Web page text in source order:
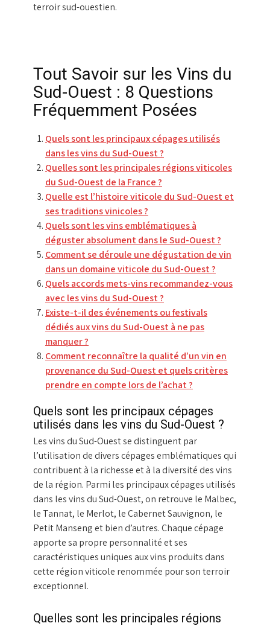
terroir sud-ouestien.
Tout Savoir sur les Vins du
Sud-Ouest : 8 Questions
Fréquemment Posées
Quels sont les principaux cépages utilisés
dans les vins du Sud-Ouest ?
Quelles sont les principales régions viticoles
du Sud-Ouest de la France ?
Quelle est l’histoire viticole du Sud-Ouest et
ses traditions vinicoles ?
Quels sont les vins emblématiques à
déguster absolument dans le Sud-Ouest ?
Comment se déroule une dégustation de vin
dans un domaine viticole du Sud-Ouest ?
Quels accords mets-vins recommandez-vous
avec les vins du Sud-Ouest ?
Existe-t-il des événements ou festivals
dédiés aux vins du Sud-Ouest à ne pas
manquer ?
Comment reconnaître la qualité d’un vin en
provenance du Sud-Ouest et quels critères
prendre en compte lors de l’achat ?
Quels sont les principaux cépages
utilisés dans les vins du Sud-Ouest ?
Les vins du Sud-Ouest se distinguent par
l’utilisation de divers cépages emblématiques qui
contribuent à la richesse et à la diversité des vins
de la région. Parmi les principaux cépages utilisés
dans les vins du Sud-Ouest, on retrouve le Malbec,
le Tannat, le Merlot, le Cabernet Sauvignon, le
Petit Manseng et bien d’autres. Chaque cépage
apporte sa propre personnalité et ses
caractéristiques uniques aux vins produits dans
cette région viticole renommée pour son terroir
exceptionnel.
Quelles sont les principales régions